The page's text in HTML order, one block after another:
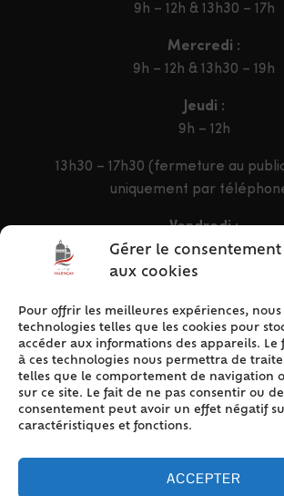
Gérer le consentement
aux cookies
Pour offrir les meilleures expériences,
technologies telles que les cookies pour
accéder aux informations des appareils. Le
à ces technologies nous permettra de
telles que le comportement de navigation
sur ce site. Le fait de ne pas consentir ou
consentement peut avoir un effet négatif
caractéristiques et fonctions.
ACCEPTER
9h – 12h & 13h30 – 17h
Mercredi :
9h – 12h & 13h30 – 19h
Jeudi :
9h – 12h
13h30 – 17h30 (fermeture au
uniquement par
Vendredi :
9h – 12h & 13h30 – 16h30
ACCÈS RAPIDE
Accueil
Contact
Plan du site
Mentions légales
Politique de cookies (UE)